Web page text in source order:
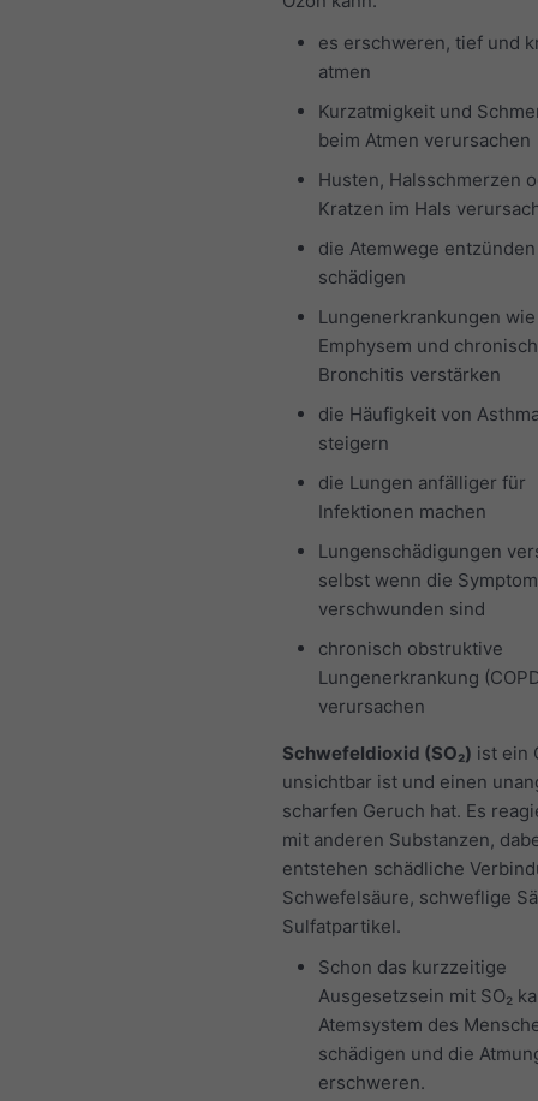
es erschweren, tief und
atmen
Kurzatmigkeit und
beim Atmen verursachen
Husten, Halsschmerzen
Kratzen im Hals
die Atemwege
schädigen
Lungenerkrankungen
Emphysem und
Bronchitis verstärken
die Häufigkeit von
steigern
die Lungen anfälliger für
Infektionen machen
Lungenschädigungen
selbst wenn die
verschwunden sind
chronisch obstruktive
Lungenerkrankung
verursachen
Schwefeldioxid (SO₂) ist ein
unsichtbar ist und einen
scharfen Geruch hat. Es
mit anderen Substanzen,
entstehen schädliche
Schwefelsäure, schweflige
Sulfatpartikel.
Schon das kurzzeitige
Ausgesetzsein mit SO₂
Atemsystem des
schädigen und die
erschweren.